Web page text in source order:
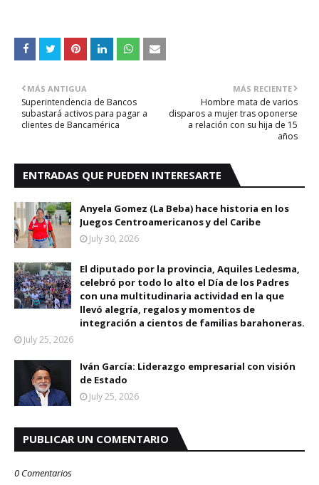
MÁS RECIENTE
Hombre mata de varios
disparos a mujer tras oponerse
a relación con su hija de 15
años
MÁS ANTIGUA
Superintendencia de Bancos
subastará activos para pagar a
clientes de Bancamérica
ENTRADAS QUE PUEDEN INTERESARTE
Anyela Gomez (La Beba) hace historia en los
Juegos Centroamericanos y del Caribe
July 30, 2026
El diputado por la provincia, Aquiles Ledesma,
celebró por todo lo alto el Día de los Padres
con una multitudinaria actividad en la que
llevó alegría, regalos y momentos de
integración a cientos de familias barahoneras.
July 25, 2026
Iván García: Liderazgo empresarial con visión
de Estado
July 25, 2026
PUBLICAR UN COMENTARIO
0 Comentarios